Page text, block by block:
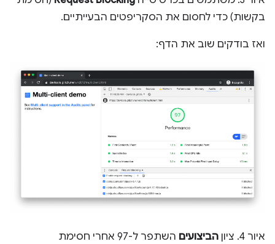
בקשות) כדי לחסום את הסקריפטים הבעייתיים.
ואז בודקים שוב את הדף:
איור 4. ציון הביצועים
השתפר ל-97 אחרי חסימת